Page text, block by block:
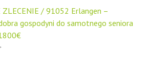
ZLECENIE / 91052 Erlangen –
gospodyni do samotnego seniora